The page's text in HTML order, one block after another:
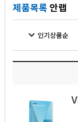
제품목록 안랩
expand_more 인기상품순